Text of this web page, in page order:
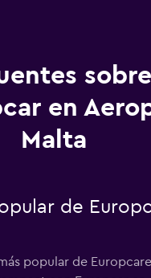
en
Malta
de
popular de